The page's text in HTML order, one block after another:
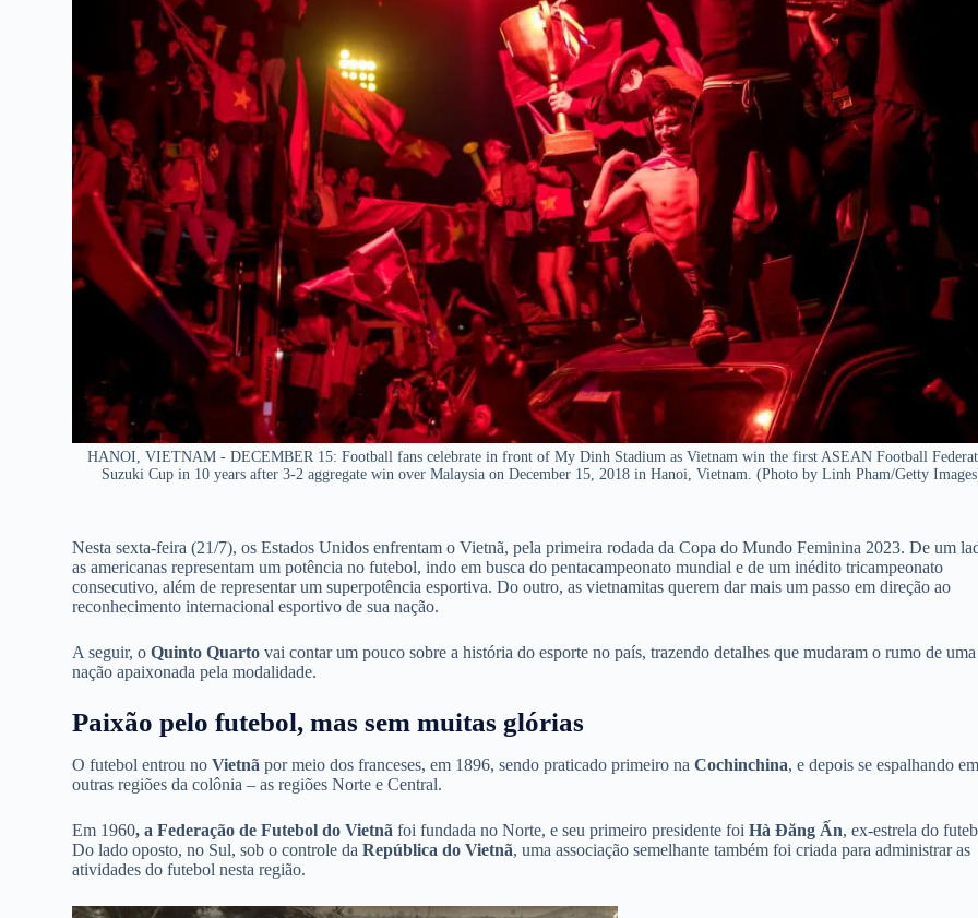
HANOI, VIETNAM - DECEMBER 15: Football fans celebrate in front of My Dinh Stadium as Vietnam win the first ASEAN Football
Suzuki Cup in 10 years after 3-2 aggregate win over Malaysia on December 15, 2018 in Hanoi, Vietnam. (Photo by Linh Pham/Getty
Nesta sexta-feira (21/7), os Estados Unidos enfrentam o Vietnã, pela primeira rodada da Copa do Mundo Feminina 2023. De um
as americanas representam um potência no futebol, indo em busca do pentacampeonato mundial e de um inédito tricampeonato
consecutivo, além de representar um superpotência esportiva. Do outro, as vietnamitas querem dar mais um passo em direção ao
reconhecimento internacional esportivo de sua nação.
A seguir, oQuinto Quarto vai contar um pouco sobre a história do esporte no país, trazendo detalhes que mudaram o rumo de uma
nação apaixonada pela modalidade.
Paixão pelo futebol, mas sem muitas glórias
O futebol entrou noVietnã por meio dos franceses, em 1896, sendo praticado primeiro naCochinchina, e depois se espalhando
outras regiões da colônia – as regiões Norte e Central.
Em 1960, a Federação de Futebol do Vietnã foi fundada no Norte, e seu primeiro presidente foiHà Đăng Ấn, ex-estrela do
Do lado oposto, no Sul, sob o controle daRepública do Vietnã, uma associação semelhante também foi criada para administrar as
atividades do futebol nesta região.